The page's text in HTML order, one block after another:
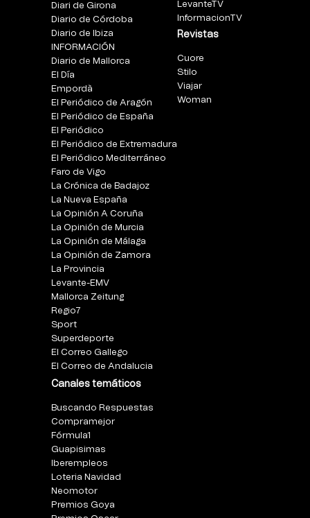
Diari de Girona
Diario de Córdoba
Diario de Ibiza
INFORMACIÓN
Diario de Mallorca
El Día
Empordà
El Periódico de Aragón
El Periódico de España
El Periódico
El Periódico de Extremadura
El Periódico Mediterráneo
Faro de Vigo
La Crónica de Badajoz
La Nueva España
La Opinión A Coruña
La Opinión de Murcia
La Opinión de Málaga
La Opinión de Zamora
La Provincia
Levante-EMV
Mallorca Zeitung
Regio7
Sport
Superdeporte
El Correo Gallego
El Correo de Andalucia
Canales temáticos
Buscando Respuestas
Compramejor
Fórmula1
Guapisimas
Iberempleos
Loteria Navidad
Neomotor
Premios Goya
LevanteTV
InformacionTV
Revistas
Cuore
Stilo
Viajar
Woman